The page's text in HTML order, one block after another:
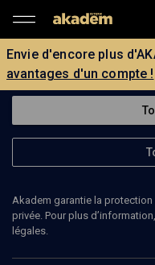
Envie d'encore plus
avantages d'un compte !
Akadem garantie la
privée. Pour plus
légales.